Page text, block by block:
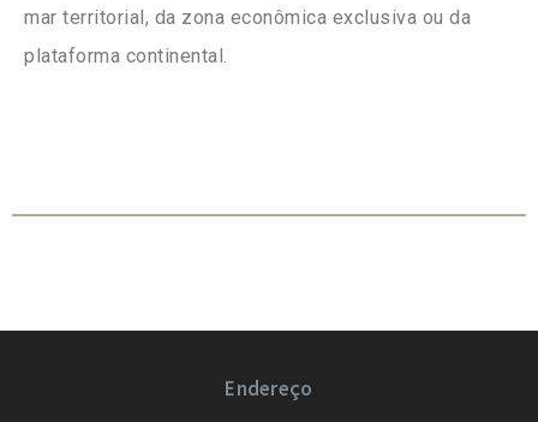
mar territorial, da zona econômica exclusiva ou da
plataforma continental.
Endereço